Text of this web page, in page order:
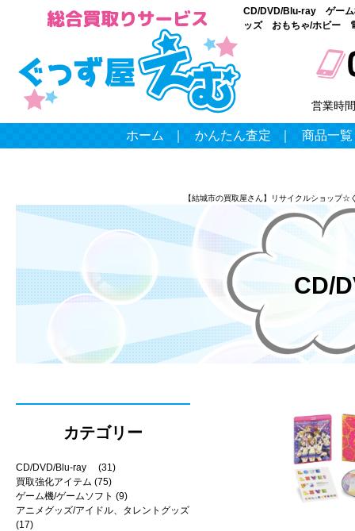
CD/DVD/Blu-ray ゲーム
ッズ おもちゃ/ホビー
営業時間
ホーム かんたん査定 商品一覧
【結城市の買取屋さん】リサイクルショップ☆
CD/
カテゴリー
CD/DVD/Blu-ray
(31)
買取強化アイテム (75)
ゲーム機/ゲームソフト (9)
アニメグッズ/アイドル、タレントグッズ
(17)